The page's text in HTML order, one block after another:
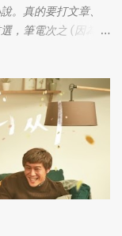
。真的要打文章、
，筆電次之 (因為我
就知道我在這一塊應